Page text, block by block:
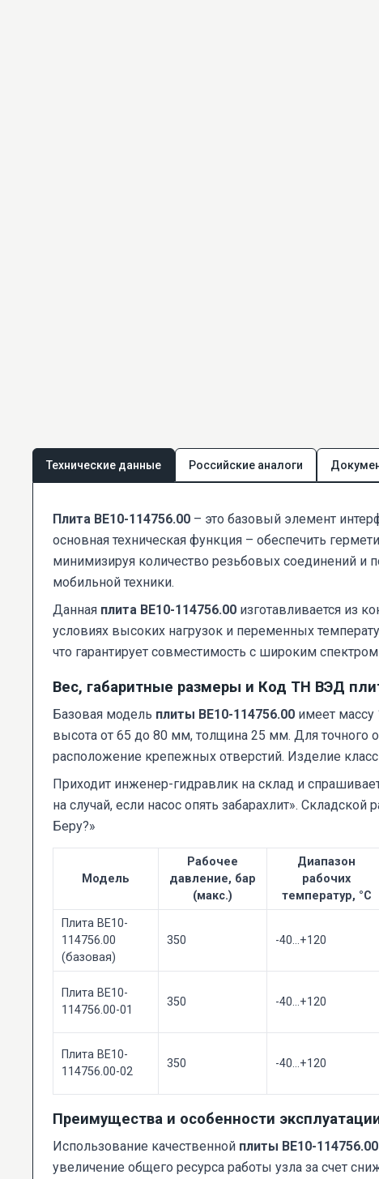
Технические данные Российские аналоги
Плита ВЕ10-114756.00 – это базовый элемент
основная техническая функция – обеспечить
минимизируя количество резьбовых соединений и
мобильной техники.
Данная плита ВЕ10-114756.00 изготавливается из
условиях высоких нагрузок и переменных
что гарантирует совместимость с широким
Вес, габаритные размеры и Код ТН ВЭД
Базовая модель плиты ВЕ10-114756.00 имеет массу
высота от 65 до 80 мм, толщина 25 мм. Для точного
расположение крепежных отверстий. Изделие
Приходит инженер-гидравлик на склад и
на случай, если насос опять забарахлит».
Беру?»
Модель
Рабочее
давление, бар
(макс.)
Диапазон
рабочих
температур, °C
Плита ВЕ10-
114756.00
(базовая)
350 -40…+120
Плита ВЕ10-
114756.00-01
350 -40…+120
Плита ВЕ10-
114756.00-02
350 -40…+120
Преимущества и особенности
Использование качественной плиты ВЕ10-114756.00
увеличение общего ресурса работы узла за счет